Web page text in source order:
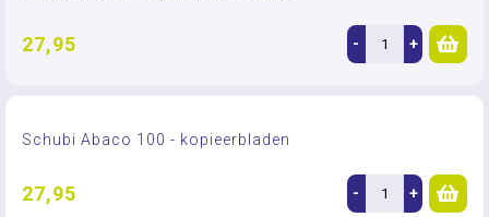
27,95 - +
Schubi Abaco 100 - kopieerbladen
27,95 - +